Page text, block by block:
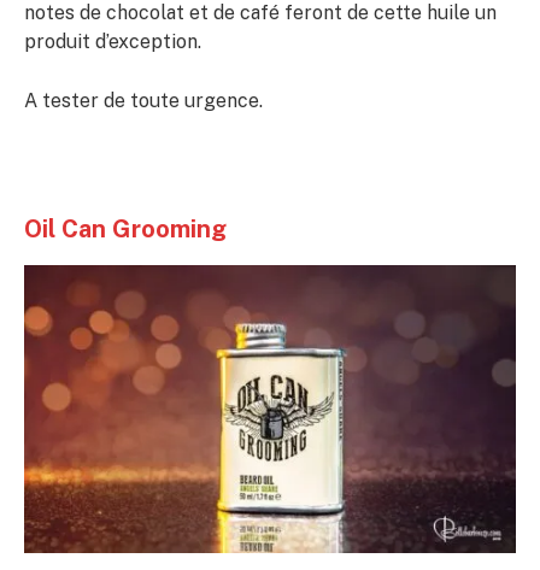
notes de chocolat et de café feront de cette huile un
produit d’exception.
A tester de toute urgence.
Oil Can Grooming